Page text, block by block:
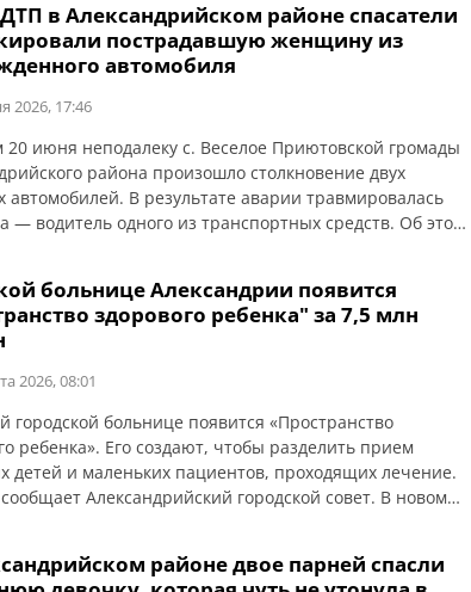
ежедневно с 8:00 до 17:00. Другие специалисты
и средам с […]
в Александрийском районе спасатели
пострадавшую женщину из
автомобиля
2026, 17:46
20 июня неподалеку с. Веселое Приютовской громады
района произошло столкновение двух
автомобилей. В результате аварии травмировалась
— водитель одного из транспортных средств. Об этом
медикам, которые ее госпитализировали.
больнице Александрии появится
здорового ребенка" за 7,5 млн
2026, 08:01
городской больнице появится «Пространство
ребенка». Его создают, чтобы разделить прием
детей и маленьких пациентов, проходящих лечение.
Александрийский городской совет. В новом
до четырех лет. Также здесь планируется
районе двое парней спасли